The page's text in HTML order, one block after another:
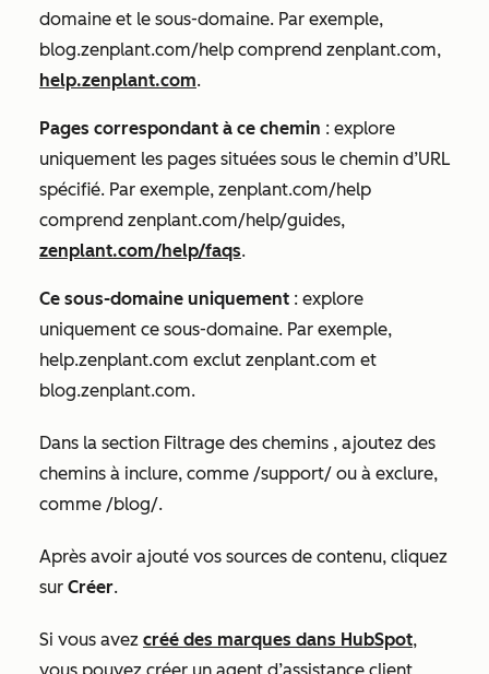
domaine et le sous-domaine. Par exemple,
blog.zenplant.com/help comprend zenplant.com,
help.zenplant.com.
Pages correspondant à ce chemin : explore
uniquement les pages situées sous le chemin d’URL
spécifié. Par exemple, zenplant.com/help
comprend zenplant.com/help/guides,
zenplant.com/help/faqs.
Ce sous-domaine uniquement : explore
uniquement ce sous-domaine. Par exemple,
help.zenplant.com exclut zenplant.com et
blog.zenplant.com.
Dans la section Filtrage des chemins , ajoutez des
chemins à inclure, comme /support/ ou à exclure,
comme /blog/.
Après avoir ajouté vos sources de contenu, cliquez
sur Créer.
Si vous avez créé des marques dans HubSpot,
vous pouvez créer un agent d’assistance client